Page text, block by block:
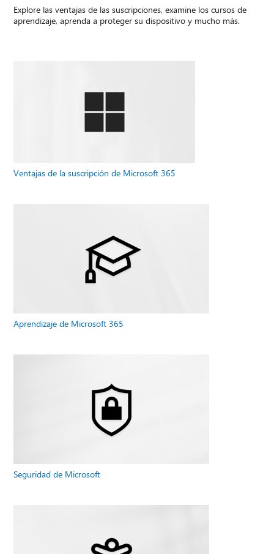
Explore las ventajas de las suscripciones, examine los cursos de
aprendizaje, aprenda a proteger su dispositivo y mucho más.
Ventajas de la suscripción de Microsoft 365
Aprendizaje de Microsoft 365
Seguridad de Microsoft